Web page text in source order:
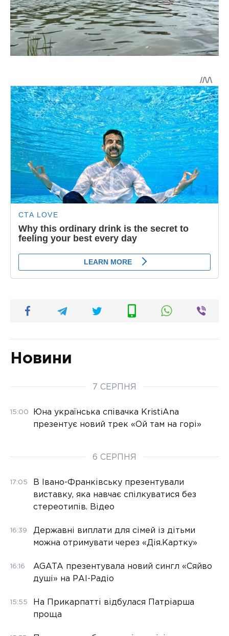
Новини
7 СЕРПНЯ
15:00
Юна українська співачка KristiAna
презентує новий трек «Ой там на горі»
6 СЕРПНЯ
17:05
В Івано-Франківську презентували
виставку, яка навчає спілкуватися без
стереотипів. Відео
16:39
Державні виплати для сімей із дітьми
можна отримувати через «Дія.Картку»
16:16
AGATA презентувала новий сингл «Сяйво
душі» на РАІ-Радіо
15:55
На Прикарпатті відбулася Патріарша
проща